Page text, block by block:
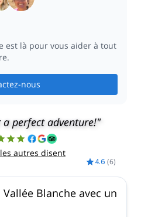
est là pour vous aider à tout
nous
a perfect adventure!"
autres disent
4.6 (6)
Blanche avec un